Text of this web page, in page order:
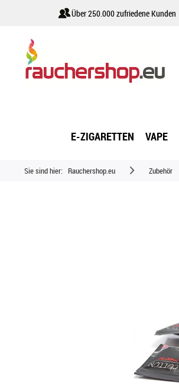
Über 250.000 zufriedene Kunden
E-ZIGARETTEN VAPE
Sie sind hier: Rauchershop.eu Zubehör